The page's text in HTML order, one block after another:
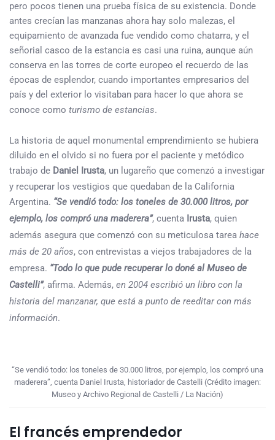
pero pocos tienen una prueba física de su existencia. Donde
antes crecían las manzanas ahora hay solo malezas, el
equipamiento de avanzada fue vendido como chatarra, y el
señorial casco de la estancia es casi una ruina, aunque aún
conserva en las torres de corte europeo el recuerdo de las
épocas de esplendor, cuando importantes empresarios del
país y del exterior lo visitaban para hacer lo que ahora se
conoce como turismo de estancias.
La historia de aquel monumental emprendimiento se hubiera
diluido en el olvido si no fuera por el paciente y metódico
trabajo de Daniel Irusta, un lugareño que comenzó a investigar
y recuperar los vestigios que quedaban de la California
Argentina. “Se vendió todo: los toneles de 30.000 litros, por
ejemplo, los compró una maderera”, cuenta Irusta, quien
además asegura que comenzó con su meticulosa tarea hace
más de 20 años, con entrevistas a viejos trabajadores de la
empresa. “Todo lo que pude recuperar lo doné al Museo de
Castelli”, afirma. Además, en 2004 escribió un libro con la
historia del manzanar, que está a punto de reeditar con más
información.
“Se vendió todo: los toneles de 30.000 litros, por ejemplo, los compró una
maderera”, cuenta Daniel Irusta, historiador de Castelli (Crédito imagen:
Museo y Archivo Regional de Castelli / La Nación)
El francés emprendedor